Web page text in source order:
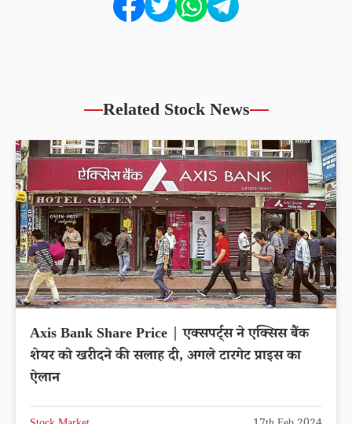
Related Stock News
Axis Bank Share Price | एक्सपर्ट्स ने एक्सिस बैंक
शेयर को खरीदने की सलाह दी, अगले टारगेट प्राइस का
ऐलान